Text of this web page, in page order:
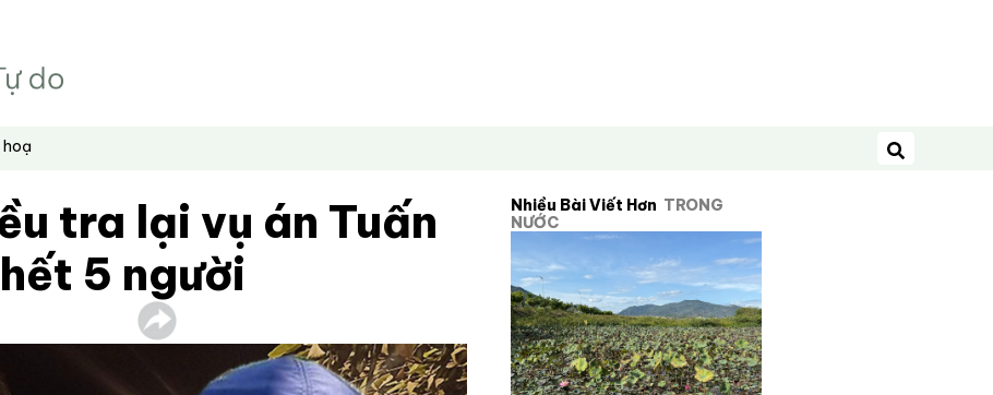
hoạ
Tìm kiếm
tra lại vụ án Tuấn
5 người
Nhiều Bài Viết Hơn TRONG
NƯỚC